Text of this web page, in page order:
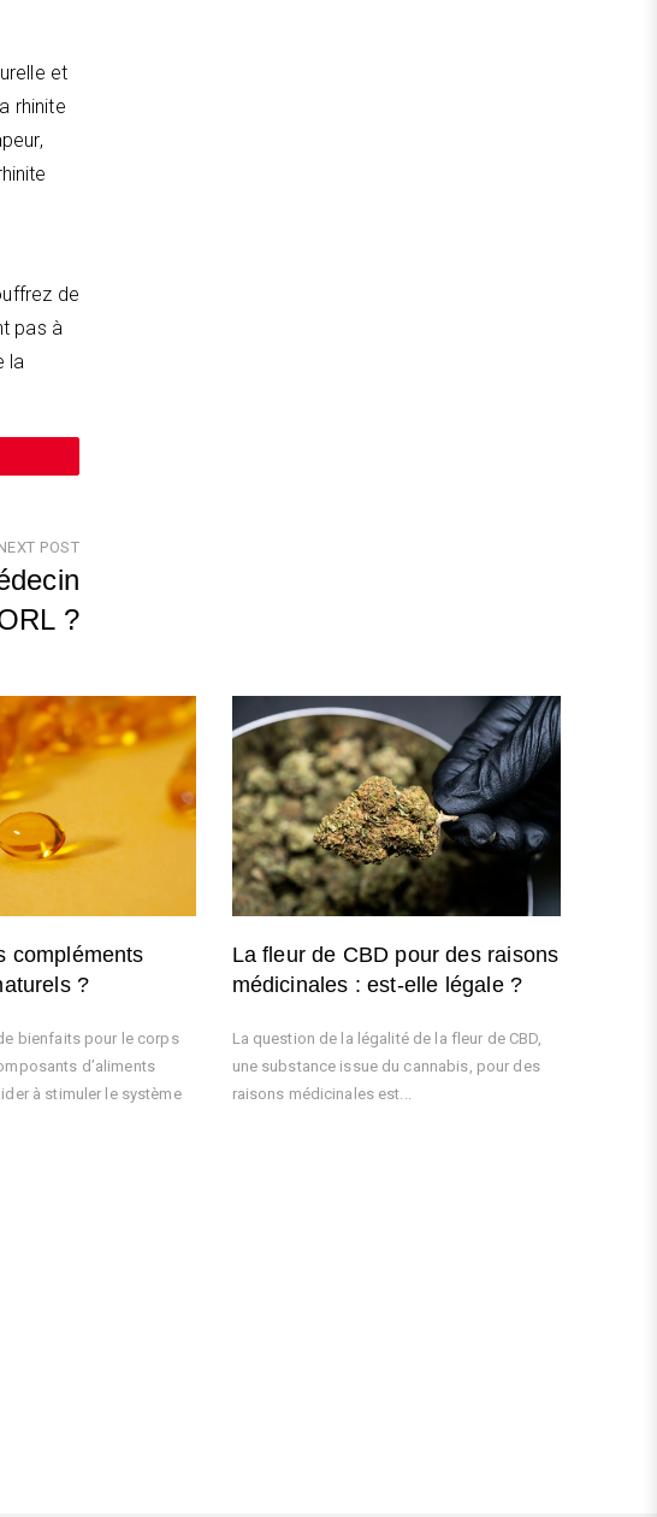
et
rhinite
de
pas à
la
POST
?
compléments
?
bienfaits pour le corps
d’aliments
à stimuler le système
La fleur de CBD pour des raisons
médicinales : est-elle légale ?
La question de la légalité de la fleur de CBD,
une substance issue du cannabis, pour des
raisons médicinales est...